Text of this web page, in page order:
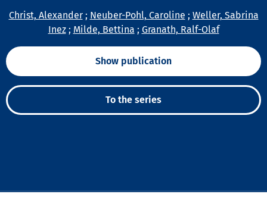
Christ, Alexander; Neuber-Pohl, Caroline ; Weller, Sabrina
Inez; Milde, Bettina ; Granath, Ralf-Olaf
Show publication
To the series